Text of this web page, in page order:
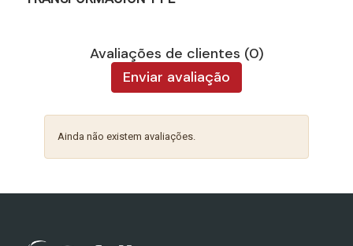
Avaliações de clientes (0)
Enviar avaliação
Ainda não existem avaliações.